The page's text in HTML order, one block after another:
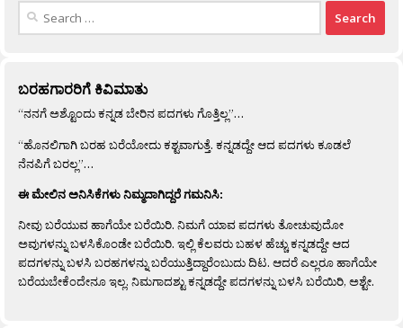
Search
ಬರಹಗಾರರಿಗೆ ಕಿವಿಮಾತು
“ನನಗೆ ಅಶ್ಟೊಂದು ಕನ್ನಡ ಬೇರಿನ ಪದಗಳು ಗೊತ್ತಿಲ್ಲ”…
“ಹೊನಲಿಗಾಗಿ ಬರಹ ಬರೆಯೋದು ಕಶ್ಟವಾಗುತ್ತೆ. ಕನ್ನಡದ್ದೇ ಆದ ಪದಗಳು ಕೂಡಲೆ
ನೆನಪಿಗೆ ಬರಲ್ಲ”…
ಈ ಮೇಲಿನ ಅನಿಸಿಕೆಗಳು ನಿಮ್ಮದಾಗಿದ್ದರೆ ಗಮನಿಸಿ:
ನೀವು ಬರೆಯುವ ಹಾಗೆಯೇ ಬರೆಯಿರಿ. ನಿಮಗೆ ಯಾವ ಪದಗಳು ತೋಚುವುದೋ
ಅವುಗಳನ್ನು ಬಳಸಿಕೊಂಡೇ ಬರೆಯಿರಿ. ಇಲ್ಲಿ ಕೆಲವರು ಬಹಳ ಹೆಚ್ಚು ಕನ್ನಡದ್ದೇ ಆದ
ಪದಗಳನ್ನು ಬಳಸಿ ಬರಹಗಳನ್ನು ಬರೆಯುತ್ತಿದ್ದಾರೆಂಬುದು ದಿಟ. ಆದರೆ ಎಲ್ಲರೂ ಹಾಗೆಯೇ
ಬರೆಯಬೇಕೆಂದೇನೂ ಇಲ್ಲ. ನಿಮಗಾದಶ್ಟು ಕನ್ನಡದ್ದೇ ಪದಗಳನ್ನು ಬಳಸಿ ಬರೆಯಿರಿ, ಅಶ್ಟೇ.